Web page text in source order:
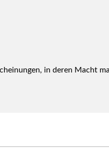
in deren Macht